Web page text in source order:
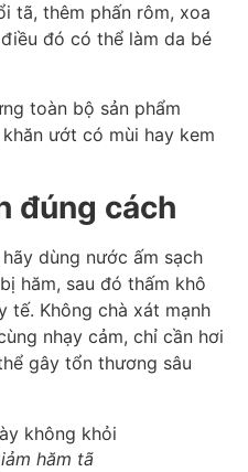
tã, thêm phấn rôm, xoa
đó có thể làm da bé
toàn bộ sản phẩm
ướt có mùi hay kem
đúng cách
dùng nước ấm sạch
hăm, sau đó thấm khô
tế. Không chà xát mạnh
nhạy cảm, chỉ cần hơi
gây tổn thương sâu
hăm tã